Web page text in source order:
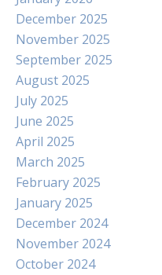
December 2025
November 2025
September 2025
August 2025
July 2025
June 2025
April 2025
March 2025
February 2025
January 2025
December 2024
November 2024
October 2024